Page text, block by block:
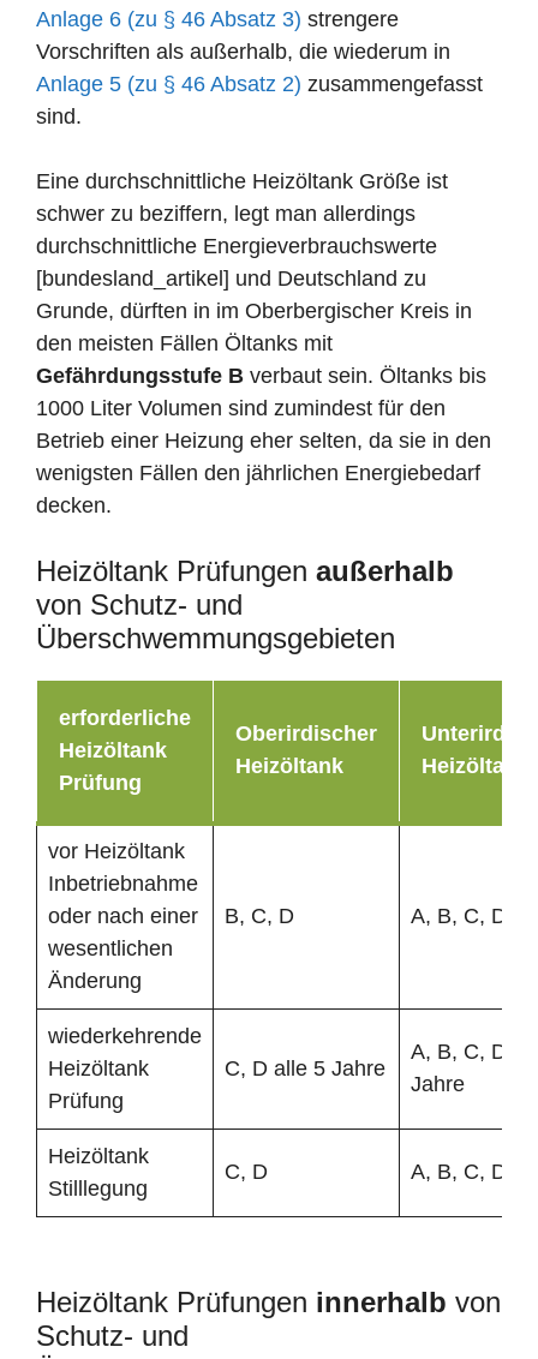
Anlage 6 (zu § 46 Absatz 3) strengere
Vorschriften als außerhalb, die wiederum in
Anlage 5 (zu § 46 Absatz 2) zusammengefasst
sind.
Eine durchschnittliche Heizöltank Größe ist
schwer zu beziffern, legt man allerdings
durchschnittliche Energieverbrauchswerte
[bundesland_artikel] und Deutschland zu
Grunde, dürften in im Oberbergischer Kreis in
den meisten Fällen Öltanks mit
Gefährdungsstufe B verbaut sein. Öltanks bis
1000 Liter Volumen sind zumindest für den
Betrieb einer Heizung eher selten, da sie in den
wenigsten Fällen den jährlichen Energiebedarf
decken.
Heizöltank Prüfungen außerhalb
von Schutz- und
Überschwemmungsgebieten
erforderliche
Heizöltank
Prüfung
Oberirdischer
Heizöltank
Heizöltank
vor Heizöltank
Inbetriebnahme
oder nach einer
wesentlichen
Änderung
B, C, D A, B, C, D
wiederkehrende
Heizöltank
Prüfung
C, D alle 5 Jahre
A, B, C, D
Jahre
Heizöltank
Stilllegung
C, D A, B, C, D
Heizöltank Prüfungen innerhalb von
Schutz- und